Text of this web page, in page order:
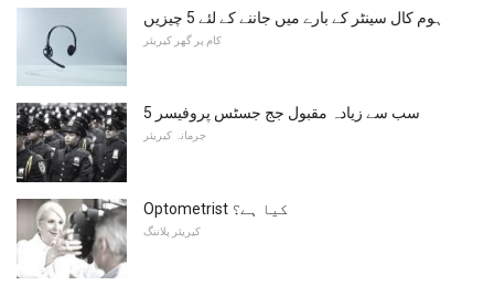
ہوم کال سینٹر کے بارے میں جاننے کے لئے 5 چیزیں
کام پر گھر کیریئر
5 سب سے زیادہ مقبول جج جسٹس پروفیسر
جرمانہ کیریئر
Optometrist کیا ہے؟
کیریئر پلاننگ